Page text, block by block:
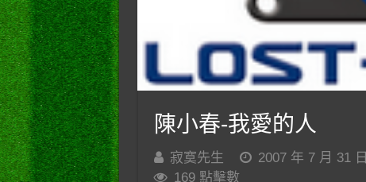
陳小春-我愛的人
寂寞先生 2007 年 7 月 31 日
169 點擊數